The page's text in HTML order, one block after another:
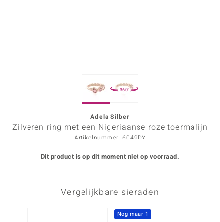
360°
Adela Silber
Zilveren ring met een Nigeriaanse roze toermalijn
Artikelnummer: 6049DY
Dit product is op dit moment niet op voorraad.
Vergelijkbare sieraden
Nog maar 1